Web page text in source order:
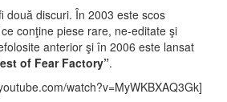
două discuri. În 2003 este scos
conţine piese rare, ne-editate şi
anterior şi în 2006 este lansat
of Fear Factory”.
watch?v=MyWKBXAQ3Gk]